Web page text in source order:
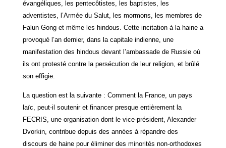
évangéliques, les pentecôtistes, les baptistes, les
adventistes, l’Armée du Salut, les mormons, les membres de
Falun Gong et même les hindous. Cette incitation à la haine a
provoqué l’an dernier, dans la capitale indienne, une
manifestation des hindous devant l’ambassade de Russie où
ils ont protesté contre la persécution de leur religion, et brûlé
son effigie.
La question est la suivante : Comment la France, un pays
laïc, peut-il soutenir et financer presque entièrement la
FECRIS, une organisation dont le vice-président, Alexander
Dvorkin, contribue depuis des années à répandre des
discours de haine pour éliminer des minorités non-orthodoxes